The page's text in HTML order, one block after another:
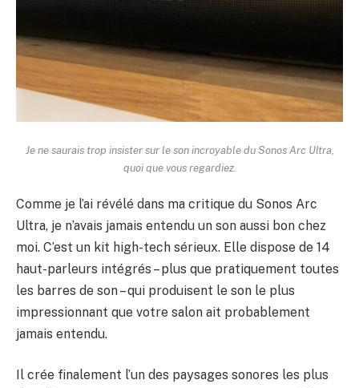
Je ne saurais trop insister sur le son incroyable du Sonos Arc Ultra,
quoi que vous regardiez.
Comme je l’ai révélé dans ma critique du Sonos Arc
Ultra, je n’avais jamais entendu un son aussi bon chez
moi. C’est un kit high-tech sérieux. Elle dispose de 14
haut-parleurs intégrés – plus que pratiquement toutes
les barres de son – qui produisent le son le plus
impressionnant que votre salon ait probablement
jamais entendu.
Il crée finalement l’un des paysages sonores les plus